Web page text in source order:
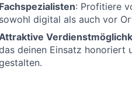
Fachspezialisten: Profitiere
sowohl digital als auch vor
deinen Einsatz honoriert